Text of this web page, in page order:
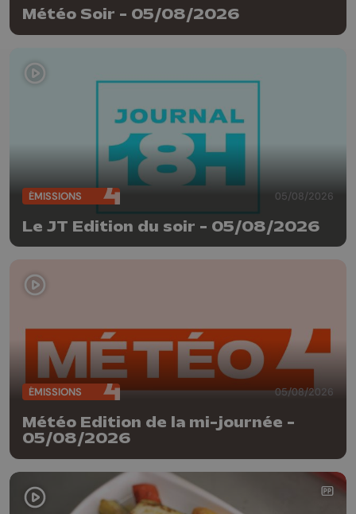
Météo Soir - 05/08/2026
ÉMISSIONS 05/08/2026
Le JT Edition du soir - 05/08/2026
ÉMISSIONS 05/08/2026
Météo Edition de la mi-journée -
05/08/2026